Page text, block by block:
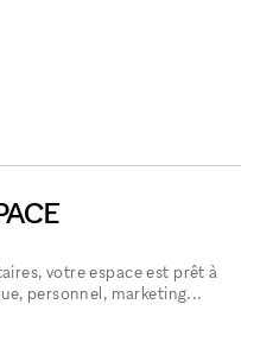
votre espace est prêt à
personnel, marketing...